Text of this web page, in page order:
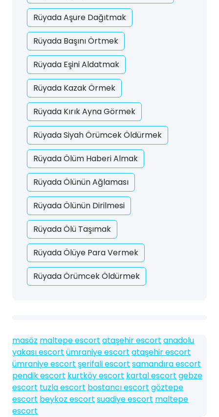
Rüyada Aşure Dağıtmak
Rüyada Başını Örtmek
Rüyada Eşini Aldatmak
Rüyada Kazak Örmek
Rüyada Kırık Ayna Görmek
Rüyada Siyah Örümcek Öldürmek
Rüyada Ölüm Haberi Almak
Rüyada Ölünün Ağlaması
Rüyada Ölünün Dirilmesi
Rüyada Ölü Taşımak
Rüyada Ölüye Para Vermek
Rüyada Örümcek Öldürmek
masöz maltepe escort ataşehir escort anadolu
yakası escort ümraniye escort ataşehir escort
ümraniye escort şerifali escort samandıra escort
pendik escort kurtköy escort kartal escort gebze
escort tuzla escort bostancı escort göztepe
escort beykoz escort suadiye escort maltepe
escort